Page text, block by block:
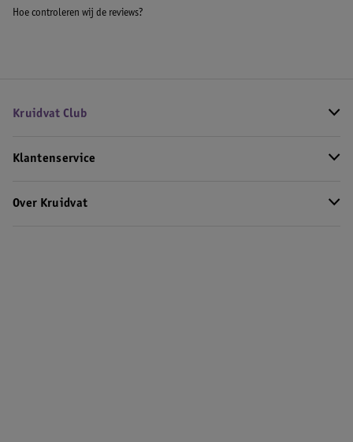
Hoe controleren wij de reviews?
Kruidvat Club
Klantenservice
Over Kruidvat